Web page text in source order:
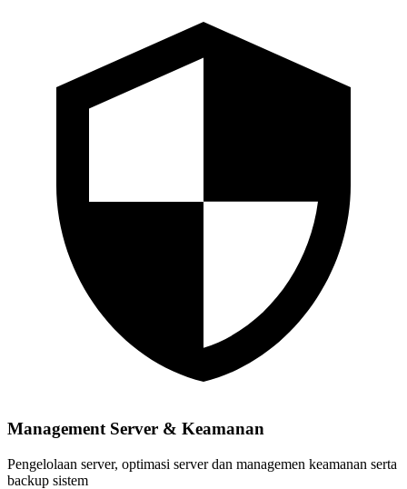
Management Server & Keamanan
Pengelolaan server, optimasi server dan managemen keamanan serta
backup sistem